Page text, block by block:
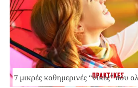
ΠΡΑΚΤΙΚΕΣ
7 μικρές καθημερινές “νίκες” που